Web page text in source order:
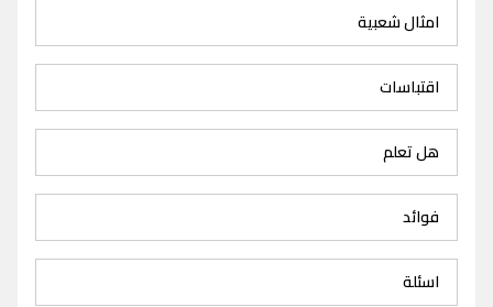
امثال شعبية
اقتباسات
هل تعلم
فوائد
اسئلة